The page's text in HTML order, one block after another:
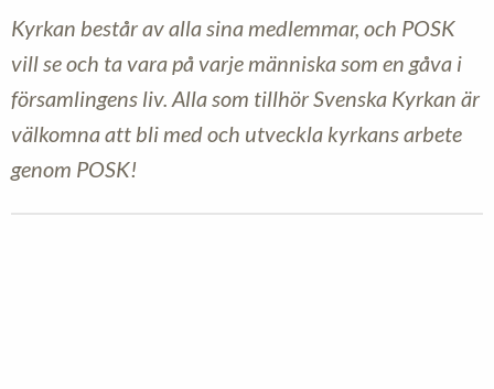
Kyrkan består av alla sina medlemmar, och POSK
vill se och ta vara på varje människa som en gåva i
församlingens liv. Alla som tillhör Svenska Kyrkan är
välkomna att bli med och utveckla kyrkans arbete
genom POSK!